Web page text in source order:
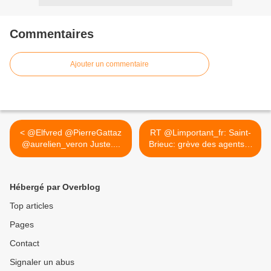
Commentaires
Ajouter un commentaire
< @Elfvred @PierreGattaz
@aurelien_veron Juste....
RT @Limportant_fr: Saint-
Brieuc: grève des agents...
>
Hébergé par Overblog
Top articles
Pages
Contact
Signaler un abus